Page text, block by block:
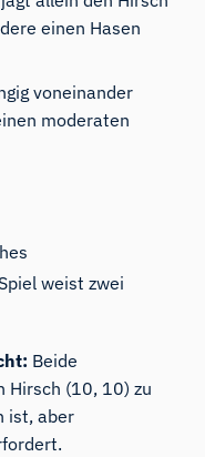
einen Hasen
voneinander
moderaten
weist zwei
Beide
Hirsch (10, 10) zu
ist, aber